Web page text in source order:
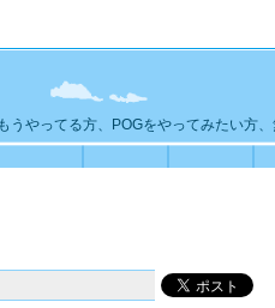
やってる方、POGをやってみたい方